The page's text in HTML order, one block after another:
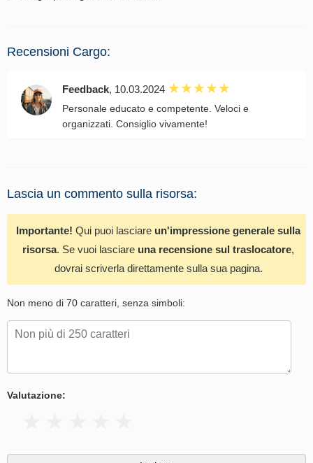
Recensioni Cargo:
Feedback, 10.03.2024
Personale educato e competente. Veloci e
organizzati. Consiglio vivamente!
Lascia un commento sulla risorsa:
Importante! Qui puoi lasciare un'impressione generale sulla
risorsa. Se vuoi lasciare una recensione sul traslocatore,
dovrai scriverla direttamente sulla sua pagina.
Non meno di 70 caratteri, senza simboli:
Valutazione: